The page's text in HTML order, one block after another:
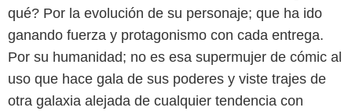
qué? Por la evolución de su personaje; que ha ido
ganando fuerza y protagonismo con cada entrega.
Por su humanidad; no es esa supermujer de cómic al
uso que hace gala de sus poderes y viste trajes de
otra galaxia alejada de cualquier tendencia con